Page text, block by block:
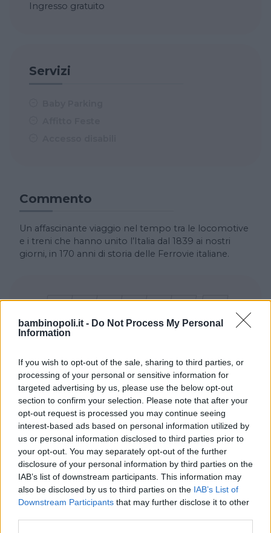
bambinopoli.it - Do Not Process My Personal
Information
If you wish to opt-out of the sale, sharing to third parties, or
processing of your personal or sensitive information for
targeted advertising by us, please use the below opt-out
section to confirm your selection. Please note that after your
opt-out request is processed you may continue seeing
interest-based ads based on personal information utilized by
us or personal information disclosed to third parties prior to
your opt-out. You may separately opt-out of the further
disclosure of your personal information by third parties on the
IAB’s list of downstream participants. This information may
also be disclosed by us to third parties on the IAB’s List of
Downstream Participants that may further disclose it to other
Ingresso gratuito
Servizi
Commento
Un affascinante viaggio nel tempo tra le locomotive
e i treni che hanno unito l’Italia dal 1839 ai nostri
giorni, in 170 anni di storia delle Ferrovie italiane.
Cerca altre strutture
Alberghi
Valigie per il Parto